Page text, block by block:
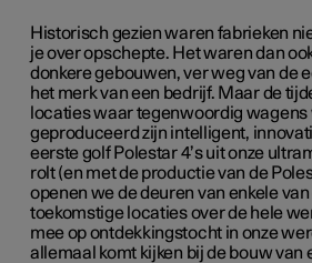
Historisch gezien waren fabrieken
je over opschepte. Het waren dan
donkere gebouwen, ver weg van de
het merk van een bedrijf. Maar de
locaties waar tegenwoordig wagens
geproduceerd zijn intelligent,
eerste golf Polestar 4’s uit onze
rolt (en met de productie van de
openen we de deuren van enkele
toekomstige locaties over de hele
mee op ontdekkingstocht in onze
allemaal komt kijken bij de bouw van